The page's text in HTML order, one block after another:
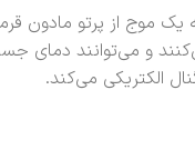
یک موج از پرتو مادون
و می‌توانند
الکتریکی می‌کند.